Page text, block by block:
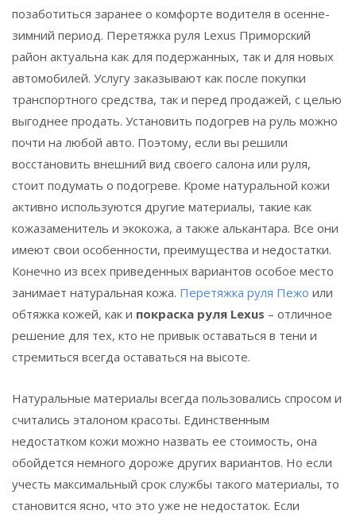
позаботиться заранее о комфорте водителя в осенне-
зимний период. Перетяжка руля Lexus Приморский
район актуальна как для подержанных, так и для новых
автомобилей. Услугу заказывают как после покупки
транспортного средства, так и перед продажей, с целью
выгоднее продать. Установить подогрев на руль можно
почти на любой авто. Поэтому, если вы решили
восстановить внешний вид своего салона или руля,
стоит подумать о подогреве. Кроме натуральной кожи
активно используются другие материалы, такие как
кожазаменитель и экокожа, а также алькантара. Все они
имеют свои особенности, преимущества и недостатки.
Конечно из всех приведенных вариантов особое место
занимает натуральная кожа. Перетяжка руля Пежо или
обтяжка кожей, как и покраска руля Lexus – отличное
решение для тех, кто не привык оставаться в тени и
стремиться всегда оставаться на высоте.
Натуральные материалы всегда пользовались спросом и
считались эталоном красоты. Единственным
недостатком кожи можно назвать ее стоимость, она
обойдется немного дороже других вариантов. Но если
учесть максимальный срок службы такого материалы, то
становится ясно, что это уже не недостаток. Если